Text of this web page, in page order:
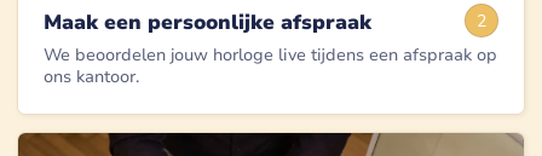
2
Maak een persoonlijke afspraak
We beoordelen jouw horloge live tijdens een afspraak op
ons kantoor.